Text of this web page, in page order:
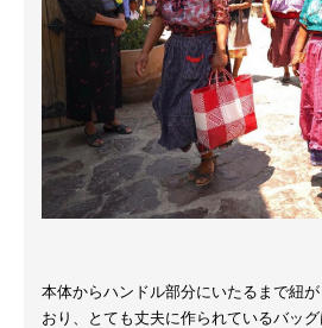
本体からハンドル部分にいたるまで紐
おり、とても丈夫に作られているバッ